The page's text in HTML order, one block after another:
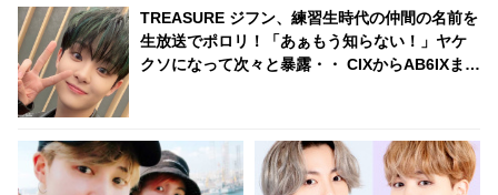
TREASURE ジフン、練習生時代の仲間の名前を
生放送でポロリ！「あぁもう知らない！」ヤケ
クソになって次々と暴露・・ CIXからAB6IXま